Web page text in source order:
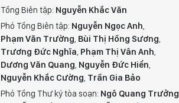
Tổng Biên tập: Nguyễn Khắc Văn
Phó Tổng Biên tập: Nguyễn Ngọc Anh,
Phạm Văn Trường, Bùi Thị Hồng Sương,
Trương Đức Nghĩa, Phạm Thị Vân Anh,
Dương Văn Quang, Nguyễn Đức Hiển,
Nguyễn Khắc Cường, Trần Gia Bảo
Phó Tổng Thư ký tòa soạn: Ngô Quang Trưởng